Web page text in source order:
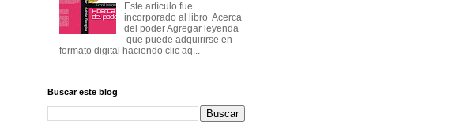
Este artículo fue
incorporado al libro Acerca
del poder Agregar leyenda
que puede adquirirse en
formato digital haciendo clic aq...
Buscar este blog